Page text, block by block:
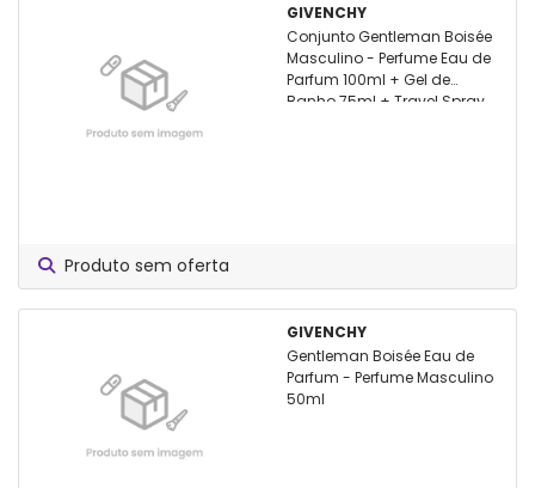
GIVENCHY
Conjunto Gentleman Boisée
Masculino - Perfume Eau de
Parfum 100ml + Gel de
Banho 75ml + Travel Spray
Produto sem oferta
GIVENCHY
Gentleman Boisée Eau de
Parfum - Perfume Masculino
50ml